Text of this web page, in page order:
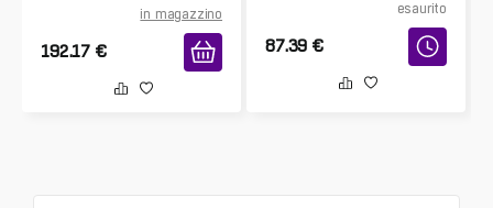
in magazzino
192.17 €
esaurito
87.39 €